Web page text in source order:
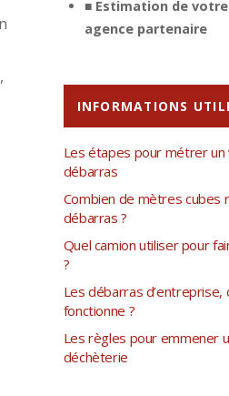
■ Estimation de
agence partenaire
INFORMATIONS
Les étapes pour métrer un
débarras
Combien de mètres cubes
débarras ?
Quel camion utiliser pour
?
Les débarras d’entreprise,
fonctionne ?
Les règles pour emmener
déchèterie